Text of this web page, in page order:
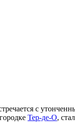
с
Тер-де-О,